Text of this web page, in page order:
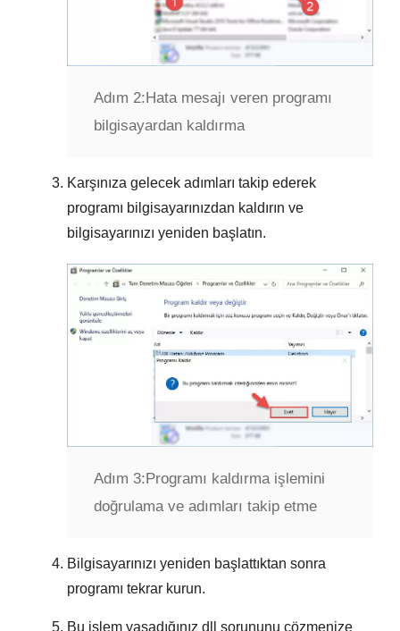
Adım 2: Hata mesajı veren programı
bilgisayardan kaldırma
Karşınıza gelecek adımları takip ederek
programı bilgisayarınızdan kaldırın ve
bilgisayarınızı yeniden başlatın.
Adım 3:Programı kaldırma işlemini
doğrulama ve adımları takip etme
Bilgisayarınızı yeniden başlattıktan sonra
programı tekrar kurun.
Bu işlem yaşadığınız dll sorununu çözmenize